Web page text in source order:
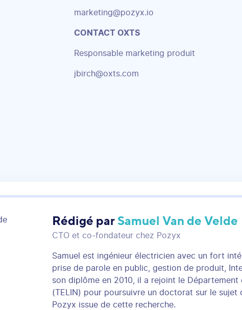
marketing@pozyx.io
CONTACT OXTS
Responsable marketing produit
jbirch@oxts.com
Rédigé parSamuel Van de Velde
CTO et co-fondateur chez Pozyx
Samuel est ingénieur électricien avec un fort
prise de parole en public, gestion de produit,
son diplôme en 2010, il a rejoint le
(TELIN) pour poursuivre un doctorat sur le
Pozyx issue de cette recherche.